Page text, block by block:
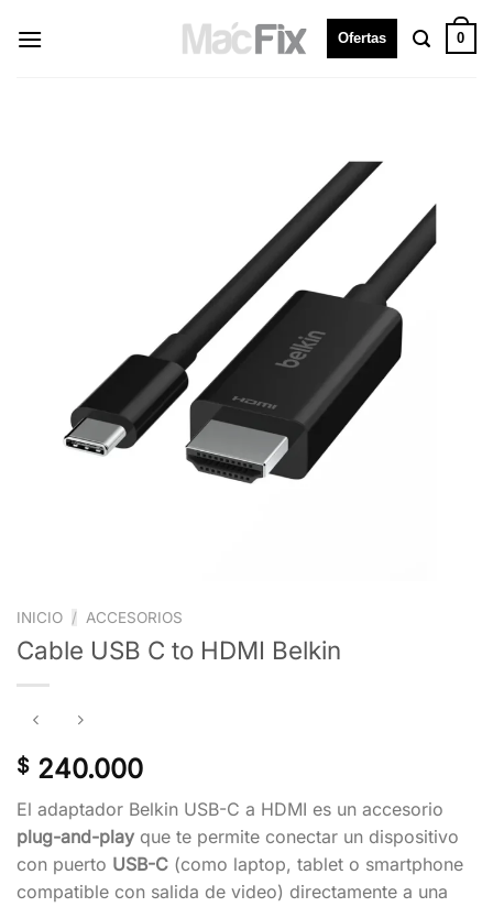
Ofertas 0
INICIO / ACCESORIOS
Cable USB C to HDMI Belkin
$ 240.000
El adaptador Belkin USB-C a HDMI es un accesorio
plug-and-play que te permite conectar un dispositivo
con puerto USB-C (como laptop, tablet o smartphone
compatible con salida de video) directamente a una